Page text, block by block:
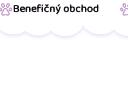
Benefičný obchod